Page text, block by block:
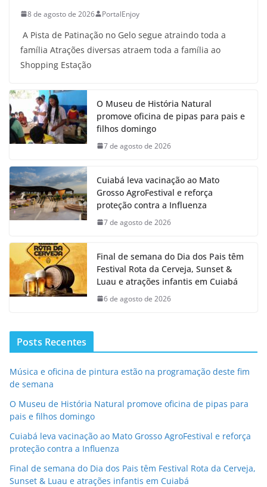
8 de agosto de 2026 PortalEnjoy
A Pista de Patinação no Gelo segue atraindo toda a
família Atrações diversas atraem toda a família ao
Shopping Estação
O Museu de História Natural
promove oficina de pipas para pais e
filhos domingo
7 de agosto de 2026
Cuiabá leva vacinação ao Mato
Grosso AgroFestival e reforça
proteção contra a Influenza
7 de agosto de 2026
Final de semana do Dia dos Pais têm
Festival Rota da Cerveja, Sunset &
Luau e atrações infantis em Cuiabá
6 de agosto de 2026
Posts Recentes
Música e oficina de pintura estão na programação deste fim
de semana
O Museu de História Natural promove oficina de pipas para
pais e filhos domingo
Cuiabá leva vacinação ao Mato Grosso AgroFestival e reforça
proteção contra a Influenza
Final de semana do Dia dos Pais têm Festival Rota da Cerveja,
Sunset & Luau e atrações infantis em Cuiabá